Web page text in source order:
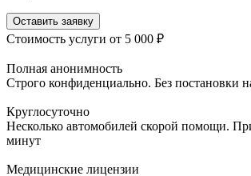
Оставить заявку
Стоимость услуги от 5 000 ₽
Полная анонимность
Строго конфиденциально. Без постановки
Круглосуточно
Несколько автомобилей скорой помощи.
минут
Медицинские лицензии